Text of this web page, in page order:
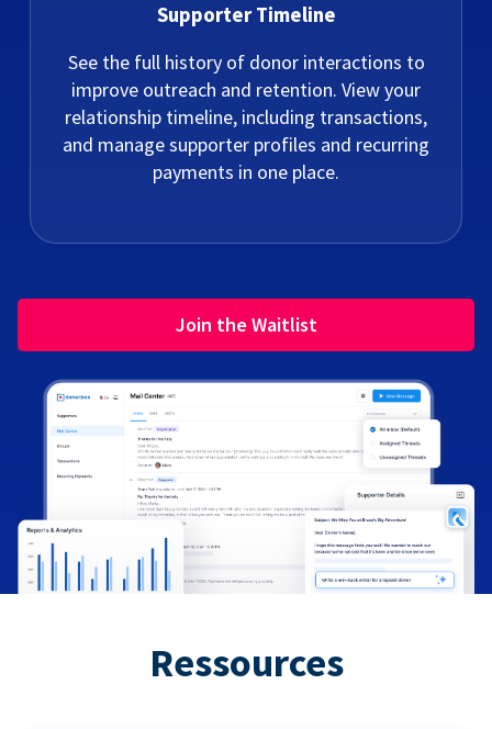
Supporter Timeline
See the full history of donor interactions to
improve outreach and retention. View your
relationship timeline, including transactions,
and manage supporter profiles and recurring
payments in one place.
Join the Waitlist
Ressources